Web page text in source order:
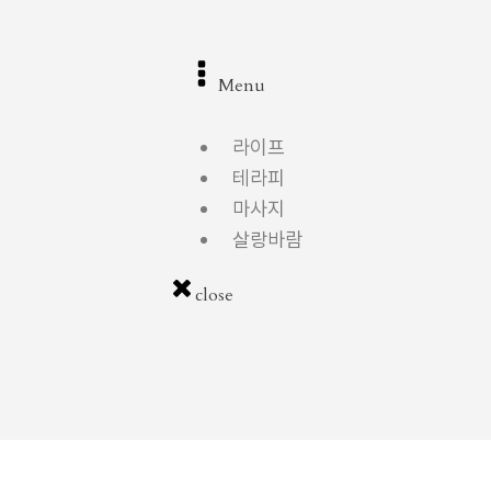
Menu
라이프
테라피
마사지
살랑바람
close